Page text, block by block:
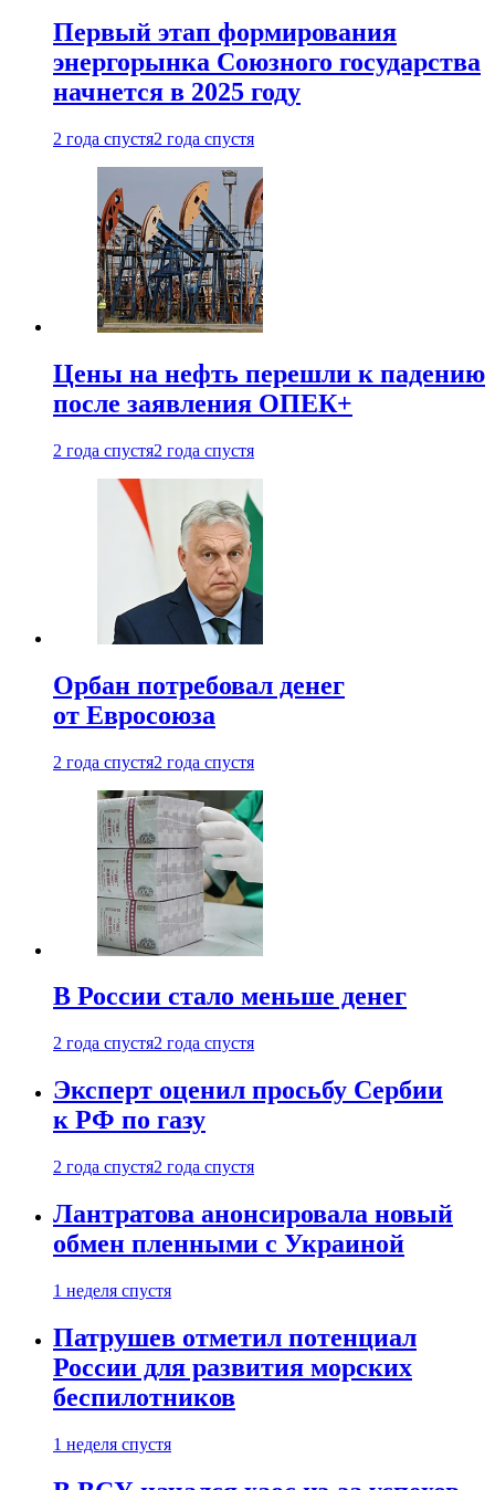
Первый этап формирования
энергорынка Союзного государства
начнется в 2025 году
2 года спустя2 года спустя
Цены на нефть перешли к падению
после заявления ОПЕК+
2 года спустя2 года спустя
Орбан потребовал денег
от Евросоюза
2 года спустя2 года спустя
В России стало меньше денег
2 года спустя2 года спустя
Эксперт оценил просьбу Сербии
к РФ по газу
2 года спустя2 года спустя
Лантратова анонсировала новый
обмен пленными с Украиной
1 неделя спустя
Патрушев отметил потенциал
России для развития морских
беспилотников
1 неделя спустя